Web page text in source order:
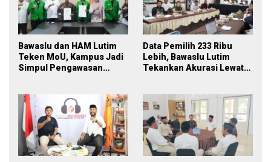
Bawaslu dan HAM Lutim
Teken MoU, Kampus Jadi
Simpul Pengawasan
Data Pemilih 233 Ribu
Lebih, Bawaslu Lutim
Tekankan Akurasi Lewat